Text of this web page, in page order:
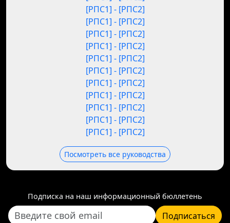
[РПС1] - [РПС2]
[РПС1] - [РПС2]
[РПС1] - [РПС2]
[РПС1] - [РПС2]
[РПС1] - [РПС2]
[РПС1] - [РПС2]
[РПС1] - [РПС2]
[РПС1] - [РПС2]
[РПС1] - [РПС2]
[РПС1] - [РПС2]
[РПС1] - [РПС2]
Посмотреть все руководства
Подписка на наш информационный бюллетень
Подписаться